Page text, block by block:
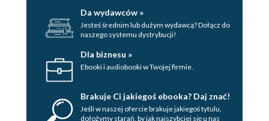
Da wydawców »
Jesteś średnim lub dużym wydawcą? Dołącz do
naszego systemu dystrybucji!
Dla biznesu »
Ebooki i audiobooki w Twojej firmie.
Brakuje Ci jakiegoś ebooka? Daj znać!
Jeśli w naszej ofercie brakuje jakiegoś tytulu,
dołożymy starań, by jak najszybciej się u nas